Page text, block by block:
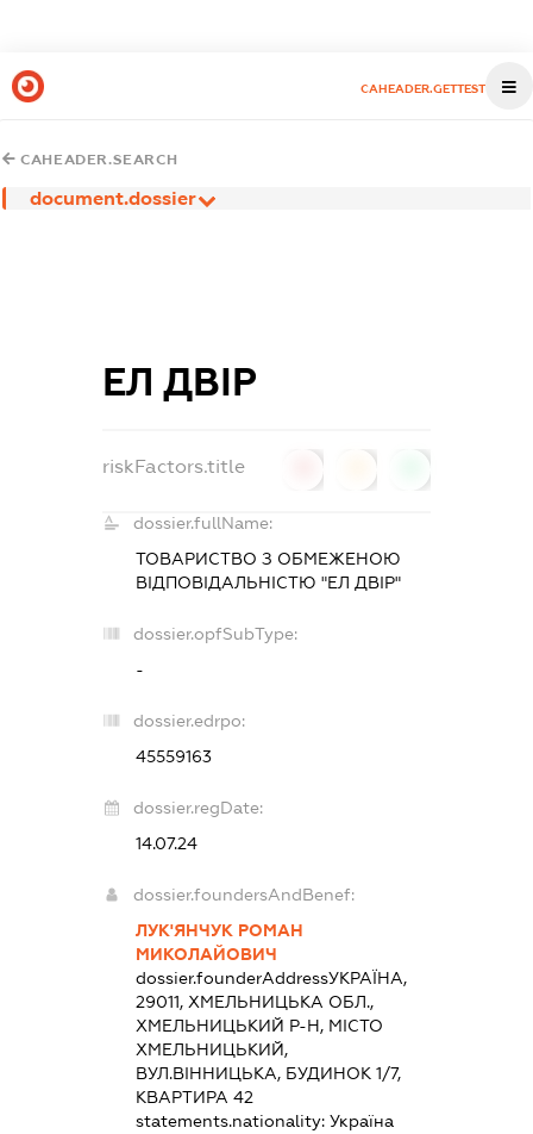
CAHEADER.GETTEST
CAHEADER.SEARCH
document.dossier
ЕЛ ДВІР
riskFactors.title
dossier.fullName:
ТОВАРИСТВО З ОБМЕЖЕНОЮ
ВІДПОВІДАЛЬНІСТЮ "ЕЛ ДВІР"
dossier.opfSubType:
-
dossier.edrpo:
45559163
dossier.regDate:
14.07.24
dossier.foundersAndBenef:
ЛУК'ЯНЧУК РОМАН
МИКОЛАЙОВИЧ
dossier.founderAddressУКРАЇНА,
29011, ХМЕЛЬНИЦЬКА ОБЛ.,
ХМЕЛЬНИЦЬКИЙ Р-Н, МІСТО
ХМЕЛЬНИЦЬКИЙ,
ВУЛ.ВІННИЦЬКА, БУДИНОК 1/7,
КВАРТИРА 42
statements.nationality: Україна